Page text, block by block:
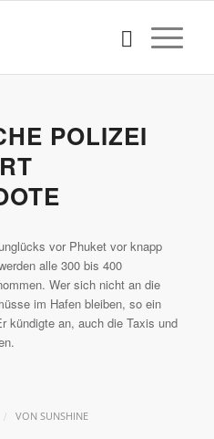
POLIZEI
vor Phuket vor knapp
alle 300 bis 400
Wer sich nicht an die
im Hafen bleiben, so ein
kündigte an, auch die Taxis und
/ VON SUNSHINE